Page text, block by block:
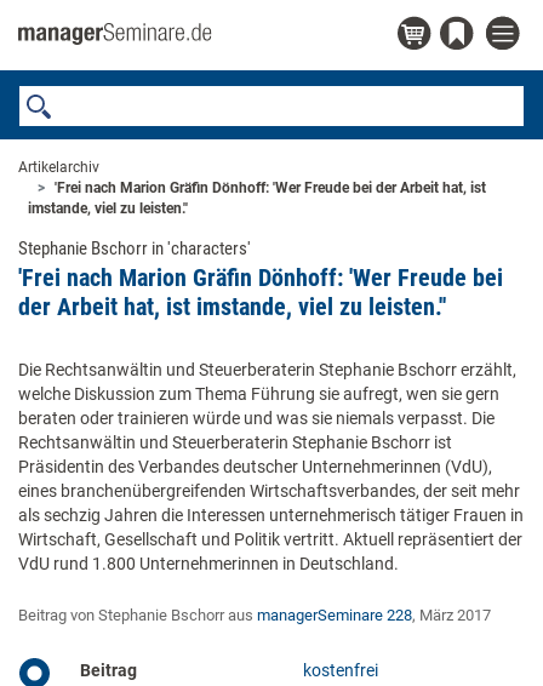
Artikelarchiv
'Frei nach Marion Gräfin Dönhoff: 'Wer Freude bei der Arbeit hat, ist
imstande, viel zu leisten.''
Stephanie Bschorr in 'characters'
'Frei nach Marion Gräfin Dönhoff: 'Wer Freude bei
der Arbeit hat, ist imstande, viel zu leisten.''
Die Rechtsanwältin und Steuerberaterin Stephanie Bschorr erzählt,
welche Diskussion zum Thema Führung sie aufregt, wen sie gern
beraten oder trainieren würde und was sie niemals verpasst. Die
Rechtsanwältin und Steuerberaterin Stephanie Bschorr ist
Präsidentin des Verbandes deutscher Unternehmerinnen (VdU),
eines branchenübergreifenden Wirtschaftsverbandes, der seit mehr
als sechzig Jahren die Interessen unternehmerisch tätiger Frauen in
Wirtschaft, Gesellschaft und Politik vertritt. Aktuell repräsentiert der
VdU rund 1.800 Unternehmerinnen in Deutschland.
Beitrag von Stephanie Bschorr aus managerSeminare 228, März 2017
Beitrag kostenfrei